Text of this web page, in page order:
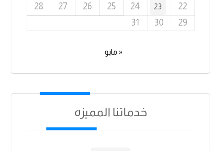
22
23
24
25
26
27
28
29
30
31
« مايو
خدماتنا المميزه